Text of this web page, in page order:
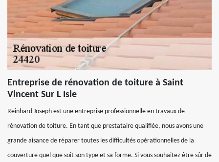
Entreprise de rénovation de toiture à Saint
Vincent Sur L Isle
Reinhard Joseph est une entreprise professionnelle en travaux de
rénovation de toiture. En tant que prestataire qualifiée, nous avons une
grande aisance de réparer toutes les difficultés opérationnelles de la
couverture quel que soit son type et sa forme. Si vous souhaitez être sûr de